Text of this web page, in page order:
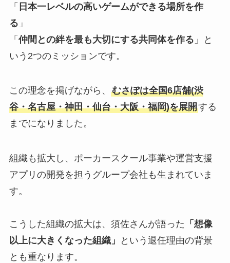
「 日本一レベルの高いゲームができる場所を作
る 」
「 仲間との絆を最も大切にする共同体を作る 」と
いう2つのミッションです。
この理念を掲げながら、 むさぽは全国6店舗(渋
谷・名古屋・神田・仙台・大阪・福岡)を展開する
までになりました。
組織も拡大し、ポーカースクール事業や運営支援
アプリの開発を担うグループ会社も生まれていま
す。
こうした組織の拡大は、須佐さんが語った 「想像
以上に大きくなった組織」
という退任理由の背景
とも重なります。